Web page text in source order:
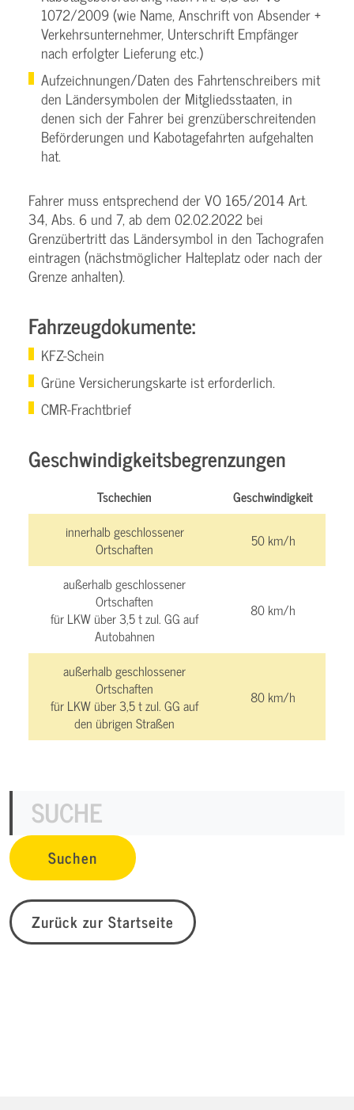
1072/2009 (wie Name, Anschrift von Absender +
Verkehrsunternehmer, Unterschrift Empfänger
nach erfolgter Lieferung etc.)
Aufzeichnungen/Daten des Fahrtenschreibers mit
den Ländersymbolen der Mitgliedsstaaten, in
denen sich der Fahrer bei grenzüberschreitenden
Beförderungen und Kabotagefahrten aufgehalten
hat.
Fahrer muss entsprechend der VO 165/2014 Art.
34, Abs. 6 und 7, ab dem 02.02.2022 bei
Grenzübertritt das Ländersymbol in den Tachografen
eintragen (nächstmöglicher Halteplatz oder nach der
Grenze anhalten).
Fahrzeugdokumente:
KFZ-Schein
Grüne Versicherungskarte ist erforderlich.
CMR-Frachtbrief
Geschwindigkeitsbegrenzungen
Tschechien
Geschwindigkeit
innerhalb geschlossener
Ortschaften
50 km/h
außerhalb geschlossener
Ortschaften
für LKW über 3,5 t zul. GG auf
Autobahnen
80 km/h
außerhalb geschlossener
Ortschaften
für LKW über 3,5 t zul. GG auf
den übrigen Straßen
80 km/h
Zurück zur Startseite